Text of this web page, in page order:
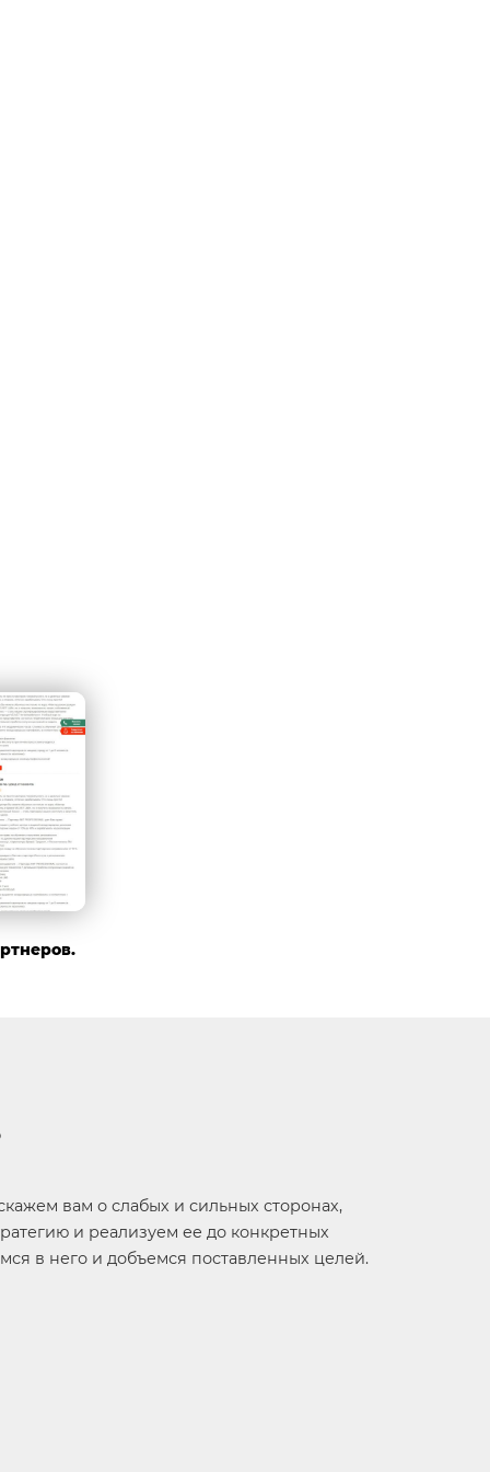
вам о слабых и сильных сторонах,
и реализуем ее до конкретных
в него и добъемся поставленных целей.